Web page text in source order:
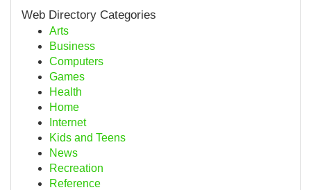
Web Directory Categories
Arts
Business
Computers
Games
Health
Home
Internet
Kids and Teens
News
Recreation
Reference